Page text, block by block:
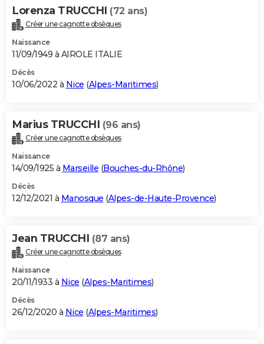
Lorenza TRUCCHI (72 ans)
Créer une cagnotte obsèques
Naissance
11/09/1949 à AIROLE ITALIE
Décès
10/06/2022 à Nice (Alpes-Maritimes)
Marius TRUCCHI (96 ans)
Créer une cagnotte obsèques
Naissance
14/09/1925 à Marseille (Bouches-du-Rhône)
Décès
12/12/2021 à Manosque (Alpes-de-Haute-Provence)
Jean TRUCCHI (87 ans)
Créer une cagnotte obsèques
Naissance
20/11/1933 à Nice (Alpes-Maritimes)
Décès
26/12/2020 à Nice (Alpes-Maritimes)